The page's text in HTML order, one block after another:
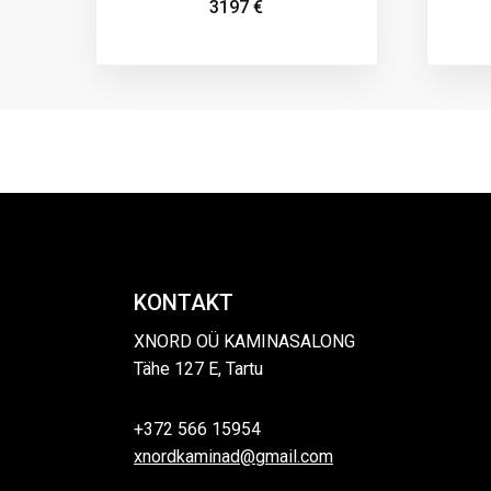
3197€
KONTAKT
XNORD OÜ KAMINASALONG
Tähe 127 E, Tartu
+372 566 15954
xnordkaminad@gmail.com